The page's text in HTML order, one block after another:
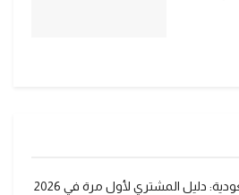
دليل المشتري لأول مرة في 2026